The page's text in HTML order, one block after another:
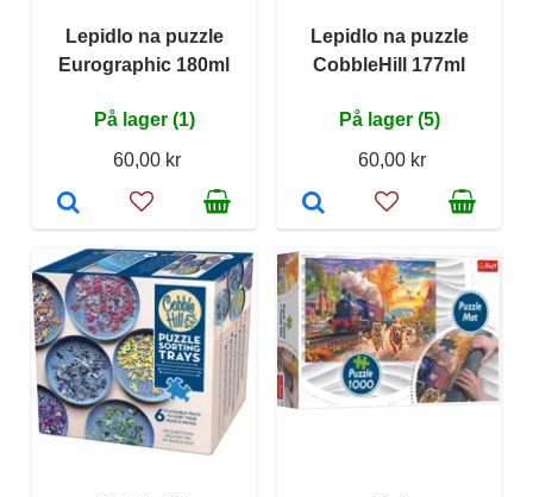
Lepidlo na puzzle
Eurographic 180ml
På lager (1)
60,00 kr
Lepidlo na puzzle
CobbleHill 177ml
På lager (5)
60,00 kr